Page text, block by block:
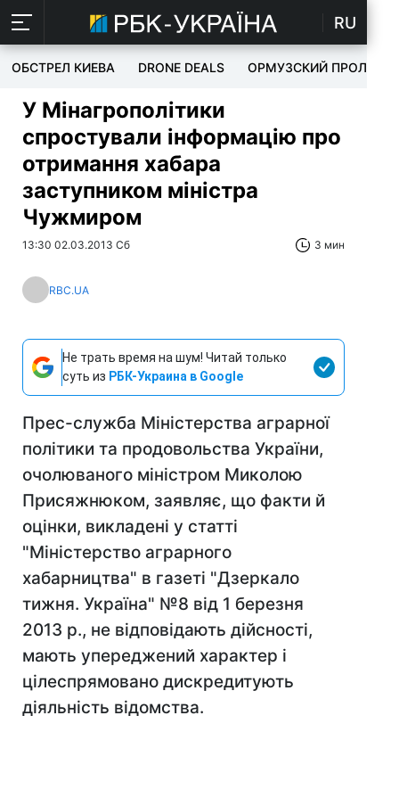
RU
ОБСТРЕЛ КИЕВА DRONE DEALS ОРМУЗСКИЙ ПРОЛИВ
У Мінагрополітики
спростували інформацію про
отримання хабара
заступником міністра
Чужмиром
13:30 02.03.2013 Сб 3 мин
RBC.UA
Не трать время на шум! Читай только
суть из РБК-Украина в Google
Прес-служба Міністерства аграрної
політики та продовольства України,
очолюваного міністром Миколою
Присяжнюком, заявляє, що факти й
оцінки, викладені у статті
"Міністерство аграрного
хабарництва" в газеті "Дзеркало
тижня. Україна" №8 від 1 березня
2013 р., не відповідають дійсності,
мають упереджений характер і
цілеспрямовано дискредитують
діяльність відомства.